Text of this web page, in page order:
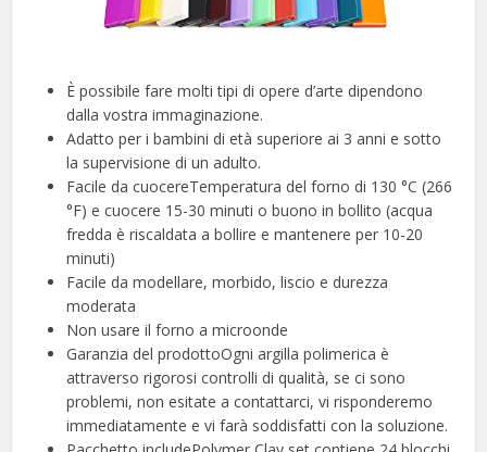
È possibile fare molti tipi di opere d’arte dipendono
dalla vostra immaginazione.
Adatto per i bambini di età superiore ai 3 anni e sotto
la supervisione di un adulto.
Facile da cuocereTemperatura del forno di 130 °C (266
°F) e cuocere 15-30 minuti o buono in bollito (acqua
fredda è riscaldata a bollire e mantenere per 10-20
minuti)
Facile da modellare, morbido, liscio e durezza
moderata
Non usare il forno a microonde
Garanzia del prodottoOgni argilla polimerica è
attraverso rigorosi controlli di qualità, se ci sono
problemi, non esitate a contattarci, vi risponderemo
immediatamente e vi farà soddisfatti con la soluzione.